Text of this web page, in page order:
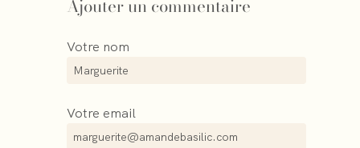
Ajouter un commentaire
Votre nom
Votre email